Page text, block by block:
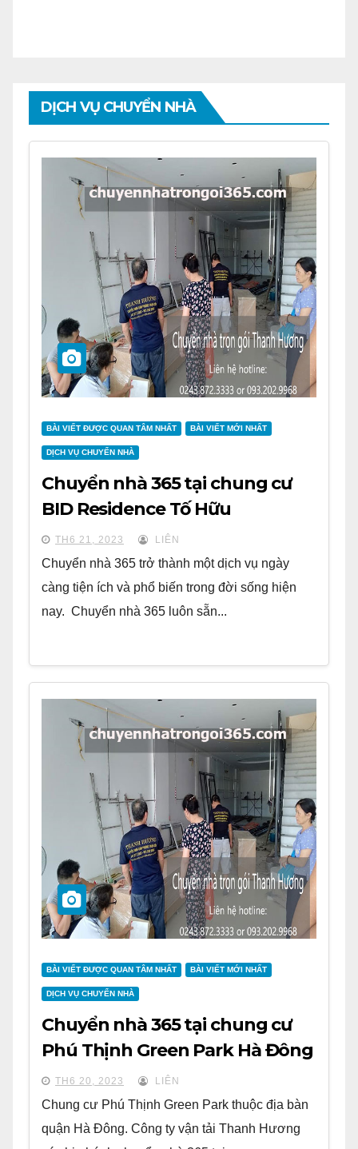
DỊCH VỤ CHUYỂN NHÀ
BÀI VIẾT ĐƯỢC QUAN TÂM NHẤT BÀI VIẾT MỚI NHẤT
DỊCH VỤ CHUYỂN NHÀ
Chuyển nhà 365 tại chung cư
BID Residence Tố Hữu
TH6 21, 2023 LIÊN
Chuyển nhà 365 trở thành một dịch vụ ngày
càng tiện ích và phổ biến trong đời sống hiện
nay. Chuyển nhà 365 luôn sẵn...
BÀI VIẾT ĐƯỢC QUAN TÂM NHẤT BÀI VIẾT MỚI NHẤT
DỊCH VỤ CHUYỂN NHÀ
Chuyển nhà 365 tại chung cư
Phú Thịnh Green Park Hà Đông
TH6 20, 2023 LIÊN
Chung cư Phú Thịnh Green Park thuộc địa bàn
quận Hà Đông. Công ty vận tải Thanh Hương